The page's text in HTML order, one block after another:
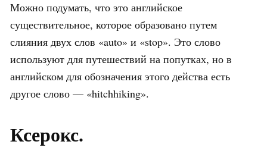
Можно подумать, что это английское
существительное, которое образовано путем
слияния двух слов «auto» и «stop». Это слово
используют для путешествий на попутках, но в
английском для обозначения этого действа есть
другое слово — «hitchhiking».
Ксерокс.